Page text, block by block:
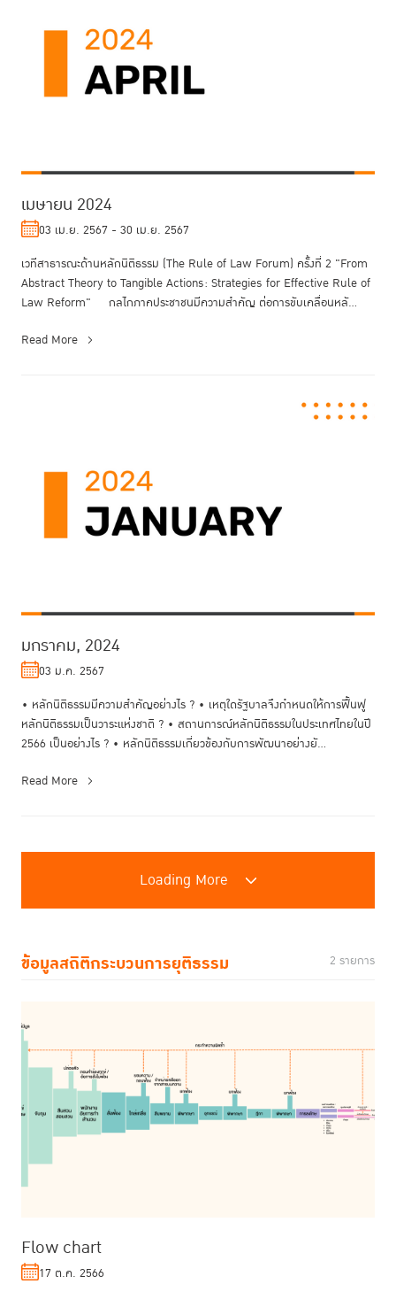
เมษายน 2024
03 เม.ย. 2567 - 30 เม.ย. 2567
เวทีสาธารณะด้านหลักนิติธรรม (The Rule of Law Forum) ครั้งที่ 2 "From
Abstract Theory to Tangible Actions: Strategies for Effective Rule of
Law Reform" กลไกภาคประชาชนมีความสำคัญ ต่อการขับเคลื่อนหลั...
Read More
มกราคม, 2024
03 ม.ค. 2567
• หลักนิติธรรมมีความสำคัญอย่างไร ? • เหตุใดรัฐบาลจึงกำหนดให้การฟื้นฟู
หลักนิติธรรมเป็นวาระแห่งชาติ ? • สถานการณ์หลักนิติธรรมในประเทศไทยในปี
2566 เป็นอย่างไร ? • หลักนิติธรรมเกี่ยวข้องกับการพัฒนาอย่างยั...
Read More
Loading More
ข้อมูลสถิติกระบวนการยุติธรรม 2 รายการ
Flow chart
17 ต.ค. 2566